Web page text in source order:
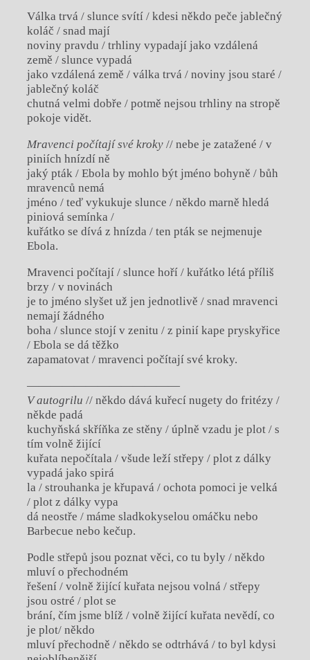
Válka trvá / slunce svítí / kdesi někdo peče jablečný
koláč / snad mají
noviny pravdu / trhliny vypadají jako vzdálená
země / slunce vypadá
jako vzdálená země / válka trvá / noviny jsou staré /
jablečný koláč
chutná velmi dobře / potmě nejsou trhliny na stropě
pokoje vidět.
Mravenci počítají své kroky// nebe je zatažené / v
piniích hnízdí ně­
jaký pták / Ebola by mohlo být jméno bohyně / bůh
mravenců nemá
jméno / teď vykukuje slunce / někdo marně hledá
piniová semínka /
kuřátko se dívá z hnízda / ten pták se nejmenuje
Ebola.
Mravenci počítají / slunce hoří / kuřátko létá příliš
brzy / v novinách
je to jméno slyšet už jen jednotlivě / snad mravenci
nemají žádného
boha / slunce stojí v zenitu / z pinií kape pryskyřice
/ Ebola se dá těžko
zapamatovat / mravenci počítají své kroky.
—————————————
V autogrilu // někdo dává kuřecí nugety do fritézy /
někde padá
kuchyňská skříňka ze stěny / úplně vzadu je plot / s
tím volně žijící
kuřata nepočítala / všude leží střepy / plot z dálky
vypadá jako spirá­
la / strouhanka je křupavá / ochota pomoci je velká
/ plot z dálky vypa­
dá neostře / máme sladkokyselou omáčku nebo
Barbecue nebo kečup.
Podle střepů jsou poznat věci, co tu byly / někdo
mluví o přechodném
řešení / volně žijící kuřata nejsou volná / střepy
jsou ostré / plot se
brání, čím jsme blíž / volně žijící kuřata nevědí, co
je plot/ někdo
mluví přechodně / někdo se odtrhává / to byl kdysi